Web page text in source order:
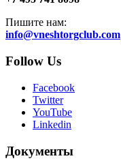
Пишите нам:
info@vneshtorgclub.com
Follow Us
Facebook
Twitter
YouTube
Linkedin
Документы